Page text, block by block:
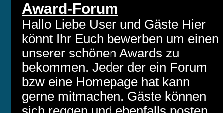
Award-Forum
Hallo Liebe User und Gäste Hier
könnt Ihr Euch bewerben um einen
unserer schönen Awards zu
bekommen. Jeder der ein Forum
bzw eine Homepage hat kann
gerne mitmachen. Gäste können